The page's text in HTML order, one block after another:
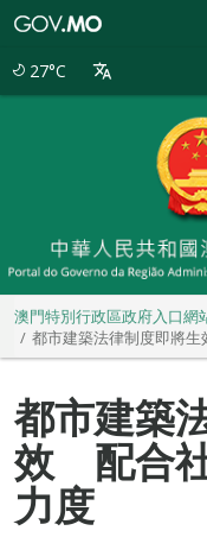
27°C
澳門特別行政區政府入口網
都市建築法律制度即將
都市建築
效 配合
力度